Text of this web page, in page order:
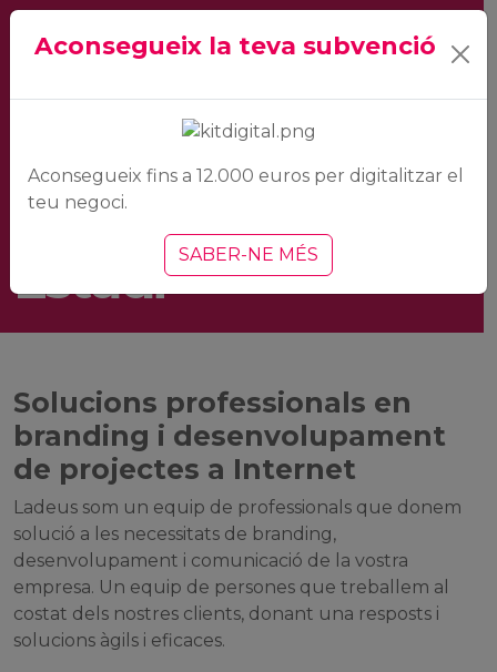
Ladeus
Estudi
Solucions professionals en
branding i desenvolupament
de projectes a Internet
Ladeus som un equip de professionals que donem
solució a les necessitats de branding,
desenvolupament i comunicació de la vostra
empresa. Un equip de persones que treballem al
costat dels nostres clients, donant una resposts i
solucions àgils i eficaces.
Aconsegueix la teva subvenció
Aconsegueix fins a 12.000 euros per digitalitzar el
teu negoci.
SABER-NE MÉS